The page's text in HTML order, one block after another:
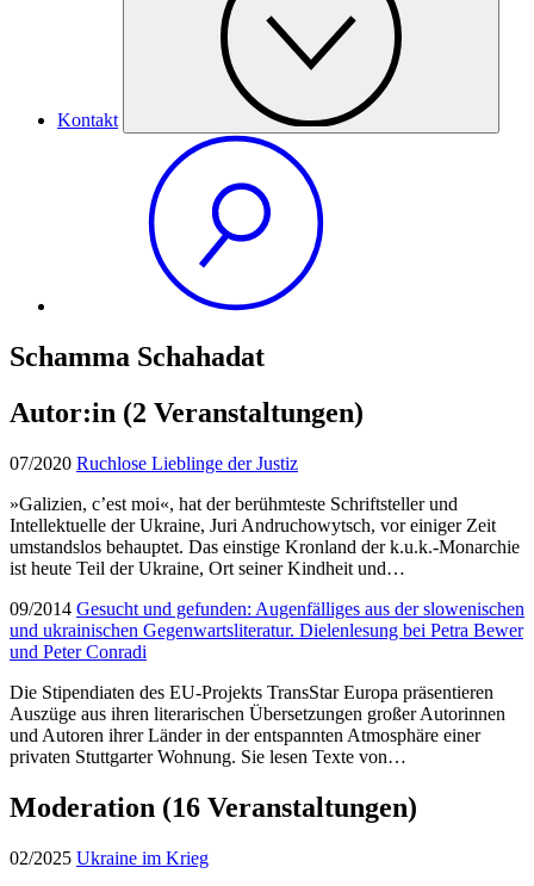
Kontakt
Schamma Schahadat
Autor:in (2 Veranstaltungen)
07/2020 Ruchlose Lieblinge der Justiz
»Galizien, c’est moi«, hat der berühmteste Schriftsteller und
Intellektuelle der Ukraine, Juri Andruchowytsch, vor einiger Zeit
umstandslos behauptet. Das einstige Kronland der k.u.k.-Monarchie
ist heute Teil der Ukraine, Ort seiner Kindheit und…
09/2014 Gesucht und gefunden: Augenfälliges aus der slowenischen
und ukrainischen Gegenwartsliteratur. Dielenlesung bei Petra Bewer
und Peter Conradi
Die Stipendiaten des EU-Projekts TransStar Europa präsentieren
Auszüge aus ihren literarischen Übersetzungen großer Autorinnen
und Autoren ihrer Länder in der entspannten Atmosphäre einer
privaten Stuttgarter Wohnung. Sie lesen Texte von…
Moderation (16 Veranstaltungen)
02/2025 Ukraine im Krieg